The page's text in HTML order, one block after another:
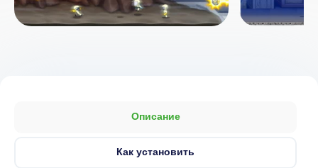
Описание
Как установить